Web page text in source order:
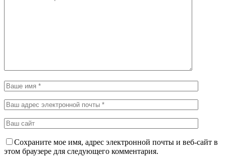
Сохраните мое имя, адрес электронной почты и веб-сайт в
этом браузере для следующего комментария.